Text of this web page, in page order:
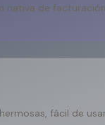
nativa de
fácil de